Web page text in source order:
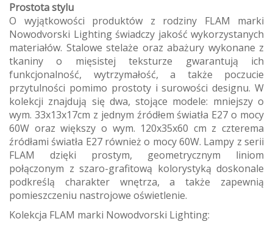
Prostota stylu
O wyjątkowości produktów z rodziny FLAM marki
Nowodvorski Lighting świadczy jakość wykorzystanych
materiałów. Stalowe stelaże oraz abażury wykonane z
tkaniny o mięsistej teksturze gwarantują ich
funkcjonalność, wytrzymałość, a także poczucie
przytulności pomimo prostoty i surowości designu. W
kolekcji znajdują się dwa, stojące modele: mniejszy o
wym. 33x13x17cm z jednym źródłem światła E27 o mocy
60W oraz większy o wym. 120x35x60 cm z czterema
źródłami światła E27 również o mocy 60W. Lampy z serii
FLAM dzięki prostym, geometrycznym liniom
połączonym z szaro-grafitową kolorystyką doskonale
podkreślą charakter wnętrza, a także zapewnią
pomieszczeniu nastrojowe oświetlenie.
Kolekcja FLAM marki Nowodvorski Lighting: